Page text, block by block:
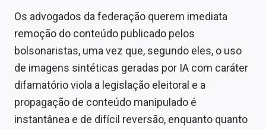
Os advogados da federação querem imediata
remoção do conteúdo publicado pelos
bolsonaristas, uma vez que, segundo eles, o uso
de imagens sintéticas geradas por IA com caráter
difamatório viola a legislação eleitoral e a
propagação de conteúdo manipulado é
instantânea e de difícil reversão, enquanto quanto